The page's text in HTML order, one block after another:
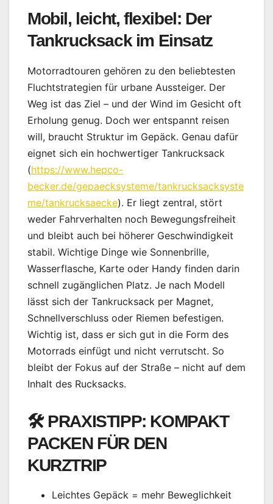
Mobil, leicht, flexibel: Der
Tankrucksack im Einsatz
Motorradtouren gehören zu den beliebtesten
Fluchtstrategien für urbane Aussteiger. Der
Weg ist das Ziel – und der Wind im Gesicht oft
Erholung genug. Doch wer entspannt reisen
will, braucht Struktur im Gepäck. Genau dafür
eignet sich ein hochwertiger Tankrucksack
(https://www.hepco-
becker.de/gepaecksysteme/tankrucksacksyste
me/tankrucksaecke). Er liegt zentral, stört
weder Fahrverhalten noch Bewegungsfreiheit
und bleibt auch bei höherer Geschwindigkeit
stabil. Wichtige Dinge wie Sonnenbrille,
Wasserflasche, Karte oder Handy finden darin
schnell zugänglichen Platz. Je nach Modell
lässt sich der Tankrucksack per Magnet,
Schnellverschluss oder Riemen befestigen.
Wichtig ist, dass er sich gut in die Form des
Motorrads einfügt und nicht verrutscht. So
bleibt der Fokus auf der Straße – nicht auf dem
Inhalt des Rucksacks.
🛠PRAXISTIPP: KOMPAKT
PACKEN FÜR DEN
KURZTRIP
Leichtes Gepäck = mehr Beweglichkeit